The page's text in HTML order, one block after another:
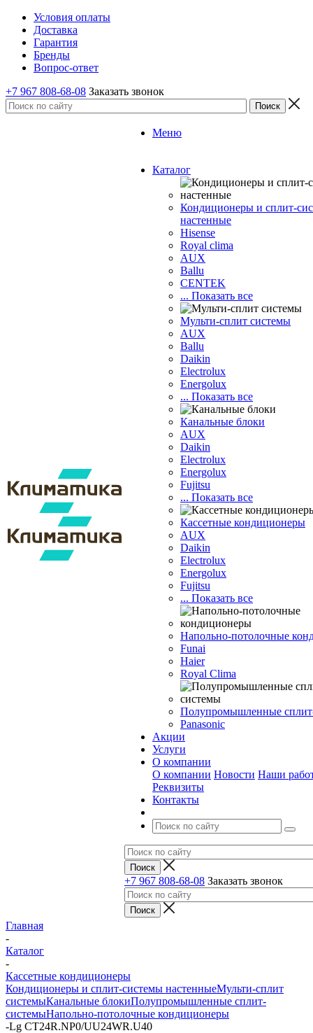
Условия оплаты
Доставка
Гарантия
Бренды
Вопрос-ответ
+7 967 808-68-08 Заказать звонок
Меню
Каталог
Кондиционеры и сплит-
настенные
Hisense
Royal clima
AUX
Ballu
CENTEK
... Показать все
Мульти-сплит системы
AUX
Ballu
Daikin
Electrolux
Energolux
... Показать все
Канальные блоки
AUX
Dаikin
Electrolux
Energolux
Fujitsu
... Показать все
Кассетные кондиционеры
AUX
Daikin
Electrolux
Energolux
Fujitsu
... Показать все
Напольно-потолочные
Funai
Haier
Royal Clima
Полупромышленные
Panasonic
Акции
Услуги
О компании
О компании Новости Наши
Реквизиты
Контакты
+7 967 808-68-08 Заказать звонок
Главная
-
Каталог
-
Кассетные кондиционеры
Кондиционеры и сплит-системы настенныеМульти-сплит
системыКанальные блокиПолупромышленные сплит-
системыНапольно-потолочные кондиционеры
-Lg CT24R.NP0/UU24WR.U40